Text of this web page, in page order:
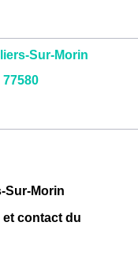
Sur-Morin
Sur-Morin
et contact du